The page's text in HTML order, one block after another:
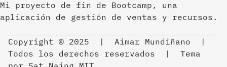
Mi proyecto de fin de Bootcamp, una
aplicación de gestión de ventas y recursos.
Copyright © 2025 | Aimar Mundiñano
|
Todos los derechos reservados
|
Tema